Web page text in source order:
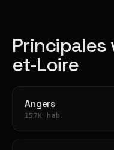
Principales
et-Loire
Angers
157K hab.